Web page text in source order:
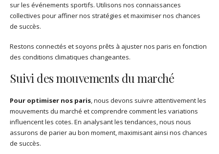
sur les événements sportifs. Utilisons nos connaissances
collectives pour affiner nos stratégies et maximiser nos chances
de succès.
Restons connectés et soyons prêts à ajuster nos paris en fonction
des conditions climatiques changeantes.
Suivi des mouvements du marché
Pour optimiser nos paris, nous devons suivre attentivement les
mouvements du marché et comprendre comment les variations
influencent les cotes. En analysant les tendances, nous nous
assurons de parier au bon moment, maximisant ainsi nos chances
de succès.